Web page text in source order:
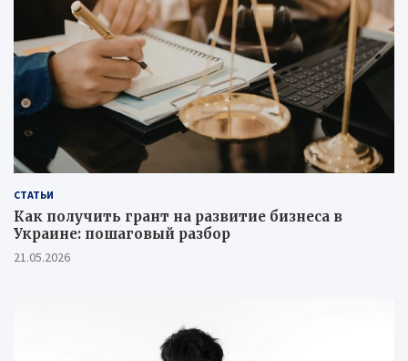
СТАТЬИ
Как получить грант на развитие бизнеса в
Украине: пошаговый разбор
21.05.2026